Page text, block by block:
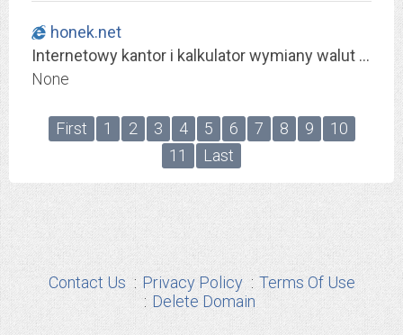
honek.net
Internetowy kantor i kalkulator wymiany walut - ekantor.pl
None
First 1 2 3 4 5 6 7 8 9
10
11
Last
Contact Us Privacy Policy
Terms Of Use
Delete Domain